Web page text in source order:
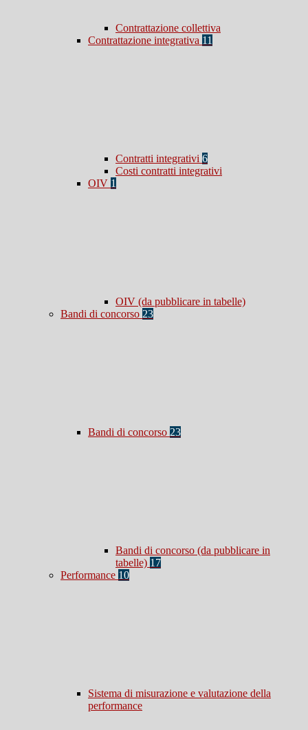
Contrattazione collettiva
Contrattazione integrativa 11
Contratti integrativi 6
Costi contratti integrativi
OIV 1
OIV (da pubblicare in tabelle)
Bandi di concorso 23
Bandi di concorso 23
Bandi di concorso (da pubblicare in
tabelle) 17
Performance 10
Sistema di misurazione e valutazione della
performance